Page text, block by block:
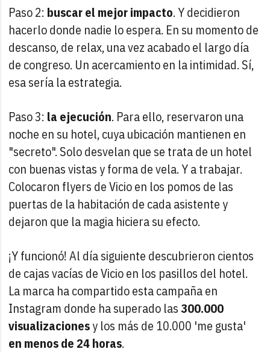
Paso 2: buscar el mejor impacto. Y decidieron
hacerlo donde nadie lo espera. En su momento de
descanso, de relax, una vez acabado el largo día
de congreso. Un acercamiento en la intimidad. Sí,
esa sería la estrategia.
Paso 3: la ejecución. Para ello, reservaron una
noche en su hotel, cuya ubicación mantienen en
"secreto". Solo desvelan que se trata de un hotel
con buenas vistas y forma de vela. Y a trabajar.
Colocaron flyers de Vicio en los pomos de las
puertas de la habitación de cada asistente y
dejaron que la magia hiciera su efecto.
¡Y funcionó! Al día siguiente descubrieron cientos
de cajas vacías de Vicio en los pasillos del hotel.
La marca ha compartido esta campaña en
Instagram donde ha superado las300.000
visualizacionesy los más de 10.000 'me gusta'
en menos de 24 horas.